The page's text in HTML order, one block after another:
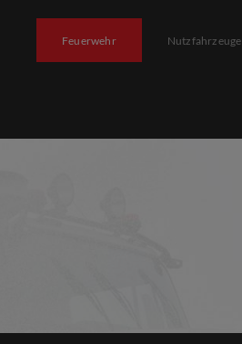
Feuerwehr Nutzfahrzeuge